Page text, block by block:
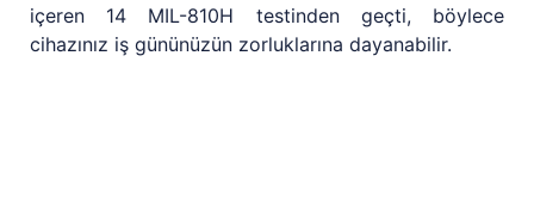
içeren 14 MIL-810H testinden geçti, böylece
cihazınız iş gününüzün zorluklarına dayanabilir.